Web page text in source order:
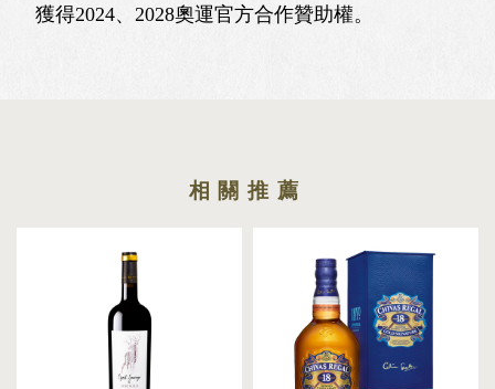
獲得2024、2028奧運官方合作贊助權。